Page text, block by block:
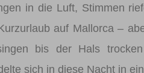
in die Luft, Stimmen
auf Mallorca –
bis der Hals
sich in diese Nacht in